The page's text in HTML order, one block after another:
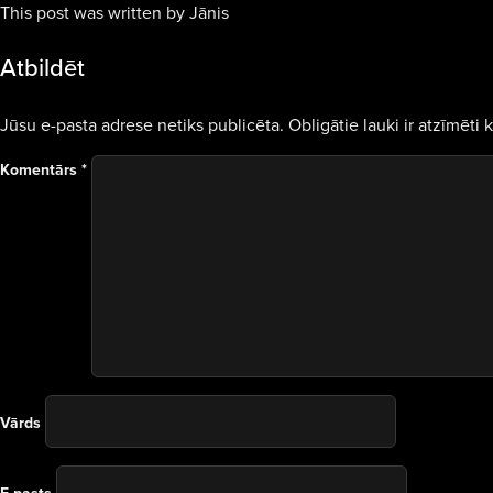
This post was written by Jānis
Atbildēt
Jūsu e-pasta adrese netiks publicēta. Obligātie lauki ir atzīmēti
Komentārs *
Vārds